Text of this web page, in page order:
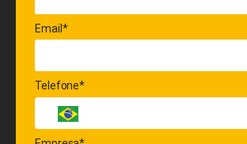
Email*
Telefone*